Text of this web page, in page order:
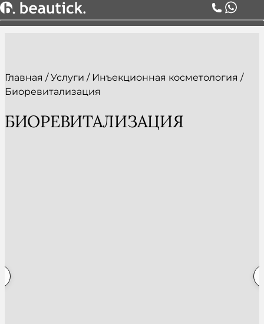
ЦЕНЫ
Главная /Услуги / Инъекционная косметология /
Биоревитализация
БИОРЕВИТАЛИЗАЦИЯ